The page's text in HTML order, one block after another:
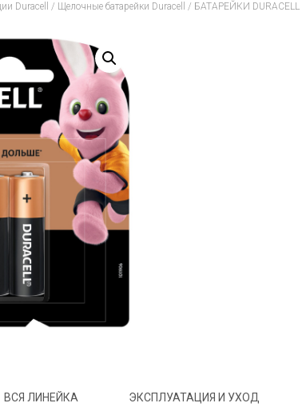
Duracell / Щелочные батарейки Duracell / БАТАРЕЙКИ DURACELL
ВСЯ ЛИНЕЙКА ЭКСПЛУАТАЦИЯ И УХОД